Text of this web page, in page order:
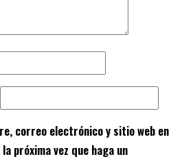
correo electrónico y sitio web en
próxima vez que haga un